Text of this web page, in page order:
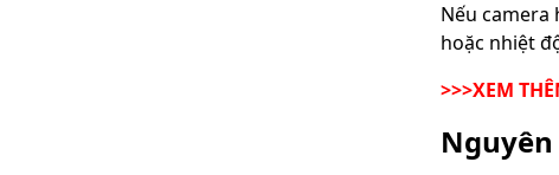
Nếu
hoặc nhiệt
>>>XEM